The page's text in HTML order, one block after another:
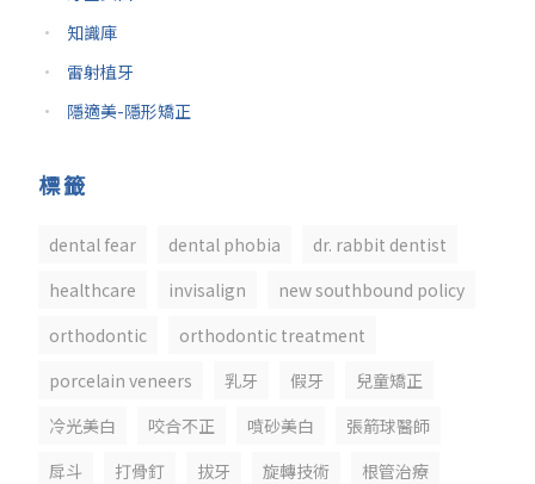
知識庫
雷射植牙
隱適美-隱形矯正
標籤
dental fear dental phobia
dr. rabbit dentist
healthcare
invisalign
new southbound policy
orthodontic
orthodontic treatment
porcelain veneers
乳牙 假牙
兒童矯正
冷光美白
咬合不正 噴砂美白
張箭球醫師
戽斗
打骨釘 拔牙 旋轉技術
根管治療